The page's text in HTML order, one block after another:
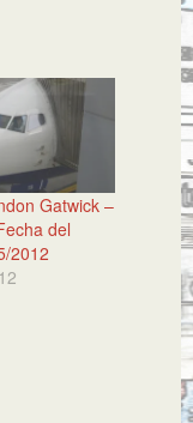
Gatwick –
del
2012